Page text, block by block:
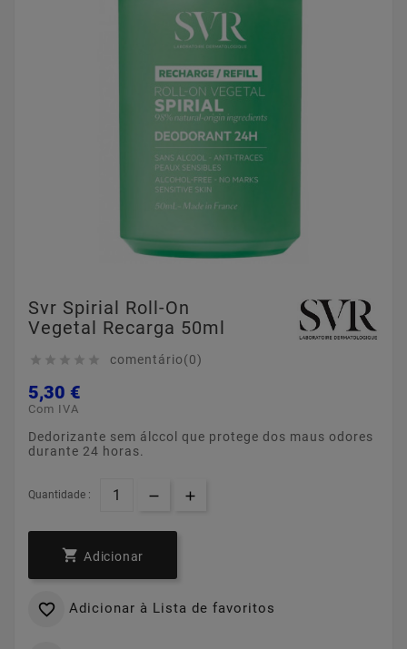
Svr Spirial Roll-On
Vegetal Recarga 50ml
     comentário(0)
5,30 €
Com IVA
Dedorizante sem álccol que protege dos maus odores
durante 24 horas.
Quantidade :
 Adicionar
 Adicionar à Lista de favoritos